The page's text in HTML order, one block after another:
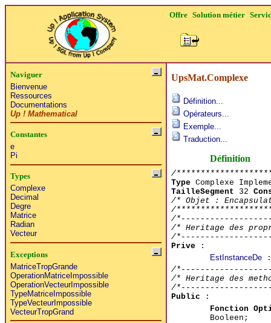
Offre Solution métier
Naviguer
Bienvenue
Ressources
Documentations
Up ! Mathematical
Constantes
e
Pi
Types
Complexe
Decimal
Degre
Matrice
Radian
Vecteur
Exceptions
MatriceTropGrande
OperationMatriceImpossible
OperationVecteurImpossible
TypeMatriceImpossible
TypeVecteurImpossible
VecteurTropGrand
UpsMat.Complexe
Définition...
Opérateurs...
Exemple...
Traduction...
Définition
/
TypeComplexe
TailleSegment 32
/* Objet :
/
/
/* Heritage des
/
Prive:
EstInstanceDe:
/
/* Heritage des
/
Public :
Fonction
Booleen;